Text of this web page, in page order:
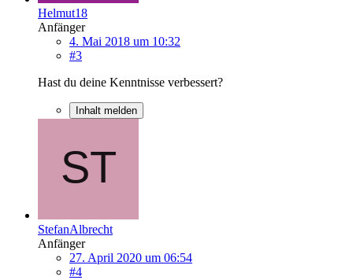
Helmut18
Anfänger
4. Mai 2018 um 10:32
#3
Hast du deine Kenntnisse verbessert?
Inhalt melden
StefanAlbrecht
Anfänger
27. April 2020 um 06:54
#4